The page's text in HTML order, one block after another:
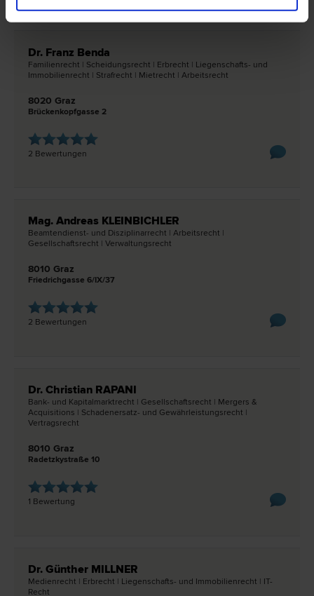
Dr. Franz Benda
Familien­recht | Scheidungs­recht | Erb­recht | Liegenschafts- und
Immobilien­recht | Straf­recht | Miet­recht | Arbeits­recht
8020 Graz
Brückenkopfgasse 2
2 Bewertungen
Mag. Andreas KLEINBICHLER
Beamtendienst- und Disziplinar­recht | Arbeits­recht |
Gesellschafts­recht | Verwaltungs­recht
8010 Graz
Friedrichgasse 6/IX/37
2 Bewertungen
Dr. Christian RAPANI
Bank- und Kapitalmarkt­recht | Gesellschafts­recht | Mergers &
Acquisitions | Schadenersatz- und Gewährleistungs­recht |
Vertrags­recht
8010 Graz
Radetzkystraße 10
1 Bewertung
Dr. Günther MILLNER
Medien­recht | Erb­recht | Liegenschafts- und Immobilien­recht | IT-
Recht